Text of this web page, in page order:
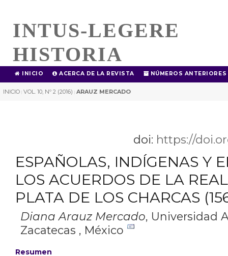
INTUS-LEGERE
HISTORIA
INICIO ACERCA DE LA REVISTA NÚMEROS ANTERIORES
INICIO | VOL. 10, Nº 2 (2016) | ARAUZ MERCADO
doi: https://
ESPAÑOLAS, INDÍGENAS Y
LOS ACUERDOS DE LA
PLATA DE LOS CHARCAS
Diana Arauz Mercado, Universidad
Zacatecas , México
Resumen